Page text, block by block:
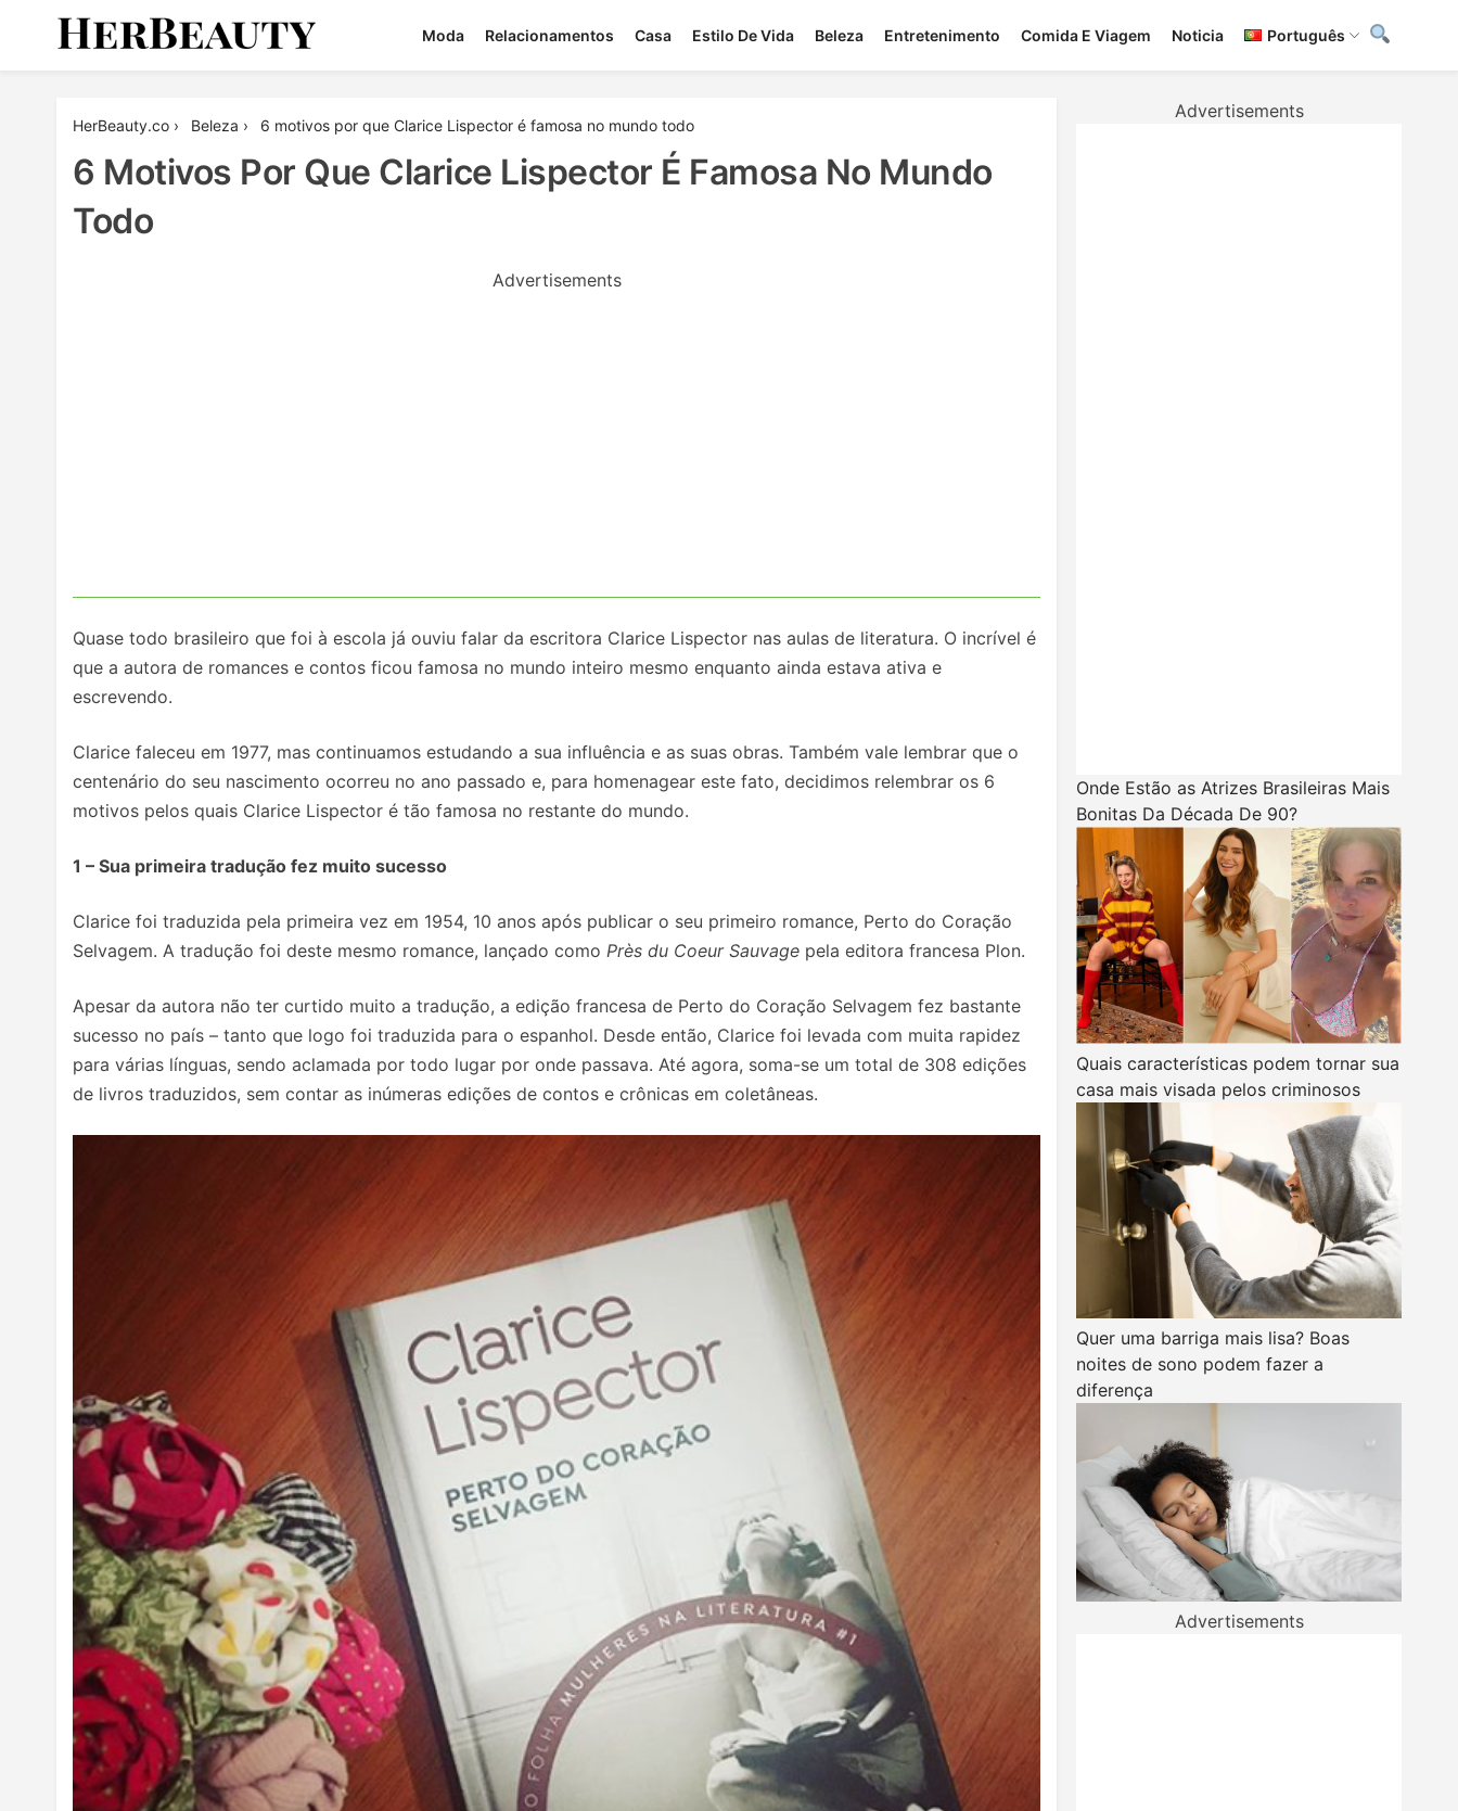
Moda Relacionamentos Casa Estilo De Vida Beleza Entretenimento Сomida E Viagem Noticia Português
HerBeauty.co › Beleza › 6 motivos por que Clarice Lispector é famosa no mundo todo
6 Motivos Por Que Clarice Lispector É Famosa No Mundo
Todo
Advertisements
Quase todo brasileiro que foi à escola já ouviu falar da escritora Clarice Lispector nas aulas de literatura. O incrível é
que a autora de romances e contos ficou famosa no mundo inteiro mesmo enquanto ainda estava ativa e
escrevendo.
Clarice faleceu em 1977, mas continuamos estudando a sua influência e as suas obras. Também vale lembrar que o
centenário do seu nascimento ocorreu no ano passado e, para homenagear este fato, decidimos relembrar os 6
motivos pelos quais Clarice Lispector é tão famosa no restante do mundo.
1 – Sua primeira tradução fez muito sucesso
Clarice foi traduzida pela primeira vez em 1954, 10 anos após publicar o seu primeiro romance, Perto do Coração
Selvagem. A tradução foi deste mesmo romance, lançado como Près du Coeur Sauvage pela editora francesa Plon.
Apesar da autora não ter curtido muito a tradução, a edição francesa de Perto do Coração Selvagem fez bastante
sucesso no país – tanto que logo foi traduzida para o espanhol. Desde então, Clarice foi levada com muita rapidez
para várias línguas, sendo aclamada por todo lugar por onde passava. Até agora, soma-se um total de 308 edições
de livros traduzidos, sem contar as inúmeras edições de contos e crônicas em coletâneas.
Advertisements
Onde Estão as Atrizes Brasileiras Mais
Bonitas Da Década De 90?
Quais características podem tornar sua
casa mais visada pelos criminosos
Quer uma barriga mais lisa? Boas
noites de sono podem fazer a
diferença
Advertisements